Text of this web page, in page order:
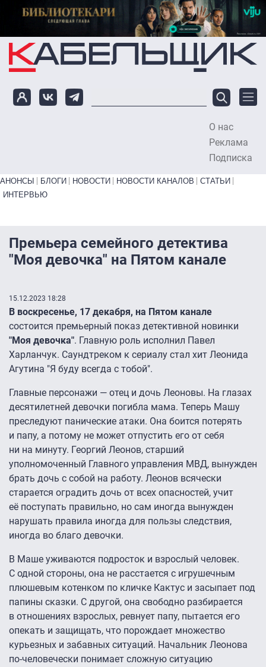
Перейти к основному содержанию
О нас
Реклама
Подписка
Primary links bottom
АНОНСЫ БЛОГИ НОВОСТИ НОВОСТИ КАНАЛОВ
СТАТЬИ
ИНТЕРВЬЮ
Премьера семейного детектива
"Моя девочка" на Пятом канале
15.12.2023 18:28
В воскресенье, 17 декабря, на Пятом канале
состоится премьерный показ детективной новинки
"Моя девочка". Главную роль исполнил Павел
Харланчук. Саундтреком к сериалу стал хит Леонида
Агутина "Я буду всегда с тобой".
Главные персонажи — отец и дочь Леоновы. На глазах
десятилетней девочки погибла мама. Теперь Машу
преследуют панические атаки. Она боится потерять
и папу, а потому не может отпустить его от себя
ни на минуту. Георгий Леонов, старший
уполномоченный Главного управления МВД, вынужден
брать дочь с собой на работу. Леонов всячески
старается оградить дочь от всех опасностей, учит
её поступать правильно, но сам иногда вынужден
нарушать правила иногда для пользы следствия,
иногда во благо девочки.
В Маше уживаются подросток и взрослый человек.
С одной стороны, она не расстается с игрушечным
плюшевым котенком по кличке Кактус и засыпает под
папины сказки. С другой, она свободно разбирается
в отношениях взрослых, ревнует папу, пытается его
опекать и защищать, что порождает множество
курьезных и забавных ситуаций. Начальник Леонова
по-человечески понимает сложную ситуацию